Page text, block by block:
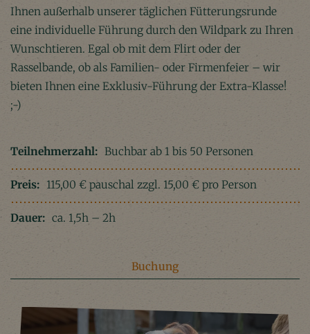
Ihnen außerhalb unserer täglichen Fütterungsrunde
eine individuelle Führung durch den Wildpark zu Ihren
Wunschtieren. Egal ob mit dem Flirt oder der
Rasselbande, ob als Familien- oder Firmenfeier – wir
bieten Ihnen eine Exklusiv-Führung der Extra-Klasse!
;-)
Teilnehmerzahl: Buchbar ab 1 bis 50 Personen
Preis: 115,00 € pauschal zzgl. 15,00 € pro Person
Dauer: ca. 1,5h – 2h
Buchung